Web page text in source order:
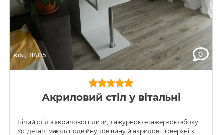
код: 8405 0
Акриловий стіл у вітальні
Білий стіл з акрилової плити, з ажурною етажеркою збоку.
Усі деталі мають подвійну товщину й акрилові поверхні з